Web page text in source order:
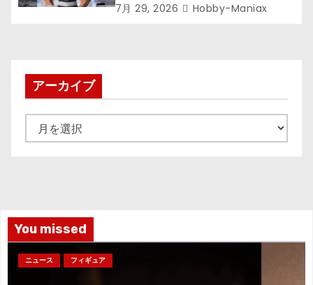
が登場ッッ!!
7月 29, 2026 Hobby-Maniax
アーカイブ
ー
You missed
ニュース フィギュア